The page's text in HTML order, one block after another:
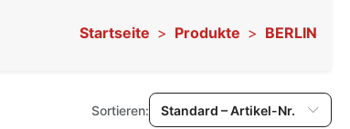
Startseite Produkte BERLIN
Sortieren: Standard – Artikel-Nr.